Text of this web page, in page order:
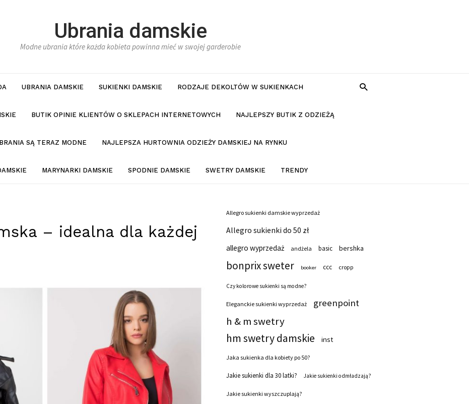
Ubrania damskie
Modne ubrania które każda kobieta powinna mieć w swojej garderobie
UBRANIA DAMSKIE SUKIENKI DAMSKIE RODZAJE DEKOLTÓW W SUKIENKACH
BUTIK OPINIE KLIENTÓW O SKLEPACH INTERNETOWYCH NAJLEPSZY BUTIK Z ODZIEŻĄ
SĄ TERAZ MODNE NAJLEPSZA HURTOWNIA ODZIEŻY DAMSKIEJ NA RYNKU
MARYNARKI DAMSKIE SPODNIE DAMSKIE SWETRY DAMSKIE TRENDY
– idealna dla każdej
Allegro sukienki damskie wyprzedaż
Allegro sukienki do 50 zł
allegro wyprzedaż
andżela basic bershka
bonprix sweter booker ccc cropp
Czy kolorowe sukienki są modne?
Eleganckie sukienki wyprzedaż greenpoint
h & m swetry
hm swetry damskie inst
Jaka sukienka dla kobiety po 50?
Jakie sukienki dla 30 latki? Jakie sukienki odmładzają?
Jakie sukienki wyszczuplają?